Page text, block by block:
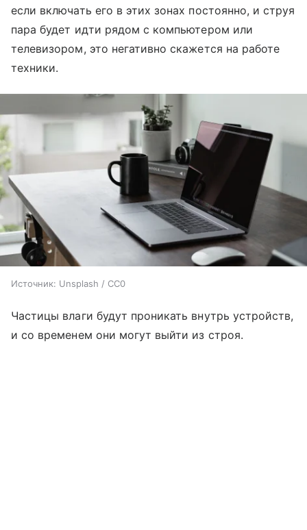
если включать его в этих зонах постоянно, и струя
пара будет идти рядом с компьютером или
телевизором, это негативно скажется на работе
техники.
Источник: Unsplash / CC0
Частицы влаги будут проникать внутрь устройств,
и со временем они могут выйти из строя.